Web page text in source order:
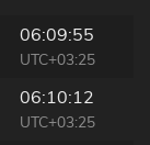
06:09:55
UTC+03:25
06:10:12
UTC+03:25